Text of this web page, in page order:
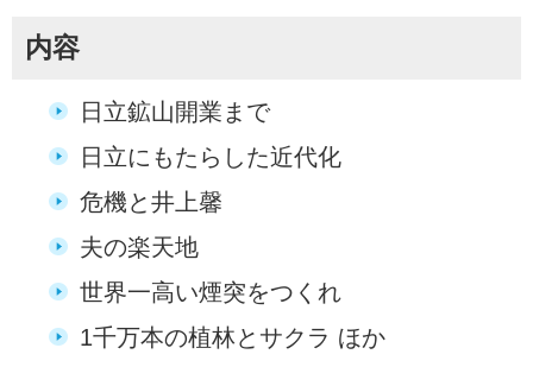
内容
日立鉱山開業まで
日立にもたらした近代化
危機と井上馨
夫の楽天地
世界一高い煙突をつくれ
1千万本の植林とサクラ ほか